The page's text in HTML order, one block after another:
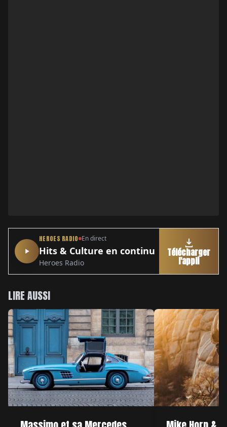
HEROES RADIO En direct
Hits & Culture en continu
Heroes Radio
Télécharger
l'appli
LIRE AUSSI